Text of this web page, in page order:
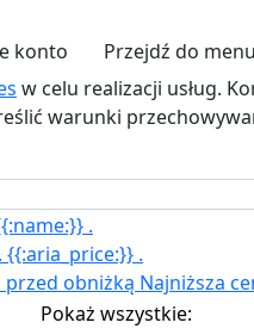
konto Przejdź do
w celu realizacji usług.
warunki
.
. {{:aria_price:}} .
przed obniżką Najniższa
Pokaż wszystkie: